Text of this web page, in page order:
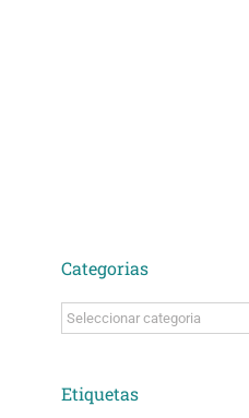
Categorias
Categorias
Etiquetas